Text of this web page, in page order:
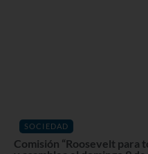
SOCIEDAD
Comisión “Roosevelt para